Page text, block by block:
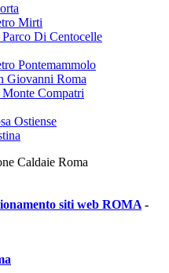
Mirti
Di Centocelle
Pontemammolo
Giovanni Roma
Compatri
Ostiense
Caldaie Roma
siti web ROMA -